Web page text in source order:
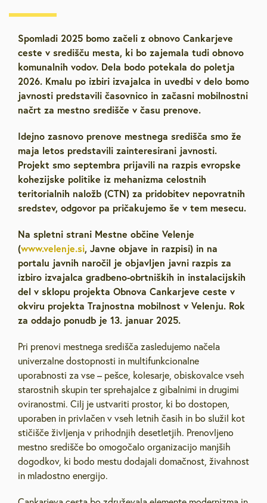
Spomladi 2025 bomo začeli z obnovo Cankarjeve
ceste v središču mesta, ki bo zajemala tudi obnovo
komunalnih vodov. Dela bodo potekala do poletja
2026. Kmalu po izbiri izvajalca in uvedbi v delo bomo
javnosti predstavili časovnico in začasni mobilnostni
načrt za mestno središče v času prenove.
Idejno zasnovo prenove mestnega središča smo že
maja letos predstavili zainteresirani javnosti.
Projekt smo septembra prijavili na razpis evropske
kohezijske politike iz mehanizma celostnih
teritorialnih naložb (CTN) za pridobitev nepovratnih
sredstev, odgovor pa pričakujemo še v tem mesecu.
Na spletni strani Mestne občine Velenje
(www.velenje.si, Javne objave in razpisi) in na
portalu javnih naročil je objavljen javni razpis za
izbiro izvajalca gradbeno-obrtniških in instalacijskih
del v sklopu projekta Obnova Cankarjeve ceste v
okviru projekta Trajnostna mobilnost v Velenju. Rok
za oddajo ponudb je 13. januar 2025.
Pri prenovi mestnega središča zasledujemo načela
univerzalne dostopnosti in multifunkcionalne
uporabnosti za vse – pešce, kolesarje, obiskovalce vseh
starostnih skupin ter sprehajalce z gibalnimi in drugimi
oviranostmi. Cilj je ustvariti prostor, ki bo dostopen,
uporaben in privlačen v vseh letnih časih in bo služil kot
stičišče življenja v prihodnjih desetletjih. Prenovljeno
mestno središče bo omogočalo organizacijo manjših
dogodkov, ki bodo mestu dodajali domačnost, živahnost
in mladostno energijo.